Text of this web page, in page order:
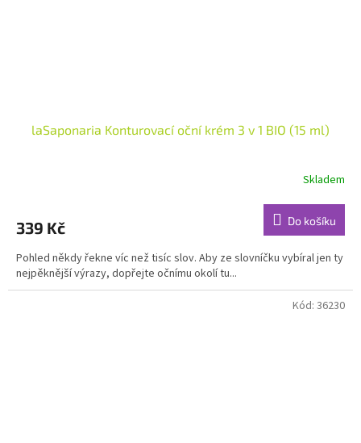
laSaponaria Konturovací oční krém 3 v 1 BIO (15 ml)
je
z
5
hvězdiček.
Skladem
339 Kč Do košíku
Pohled někdy řekne víc než tisíc slov. Aby ze slovníčku vybíral jen ty
nejpěknější výrazy, dopřejte očnímu okolí tu...
Kód: 36230